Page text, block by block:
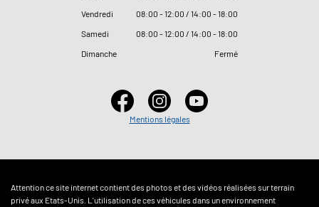
Vendredi
08:00 - 12:00 / 14:00 - 18:00
Samedi
08:00 - 12:00 / 14:00 - 18:00
Dimanche
Fermé
Mentions légales
Attention ce site internet contient des photos et des vidéos réalisées sur terrain
privé aux Etats-Unis. L'utilisation de ces véhicules dans un environnement